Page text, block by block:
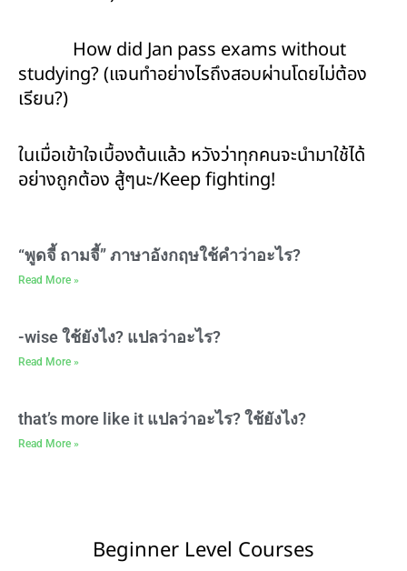
How did Jan pass exams without
studying? (แจนทำอย่างไรถึงสอบผ่านโดยไม่ต้อง
เรียน?)
ในเมื่อเข้าใจเบื้องต้นแล้ว หวังว่าทุกคนจะนำมาใช้ได้
อย่างถูกต้อง สู้ๆนะ/Keep fighting!
“พูดจี้ ถามจี้” ภาษาอังกฤษใช้คำว่าอะไร?
Read More »
-wise ใช้ยังไง? แปลว่าอะไร?
Read More »
that’s more like it แปลว่าอะไร? ใช้ยังไง?
Read More »
Beginner Level Courses